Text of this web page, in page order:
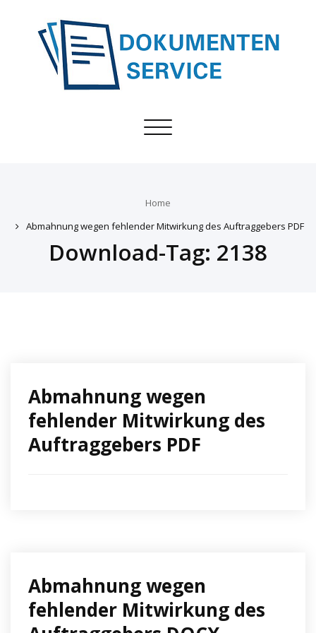
Toggle
Home
Abmahnung wegen fehlender Mitwirkung des Auftraggebers PDF
Download-Tag: 2138
Abmahnung wegen
fehlender Mitwirkung des
Auftraggebers PDF
Abmahnung wegen
fehlender Mitwirkung des